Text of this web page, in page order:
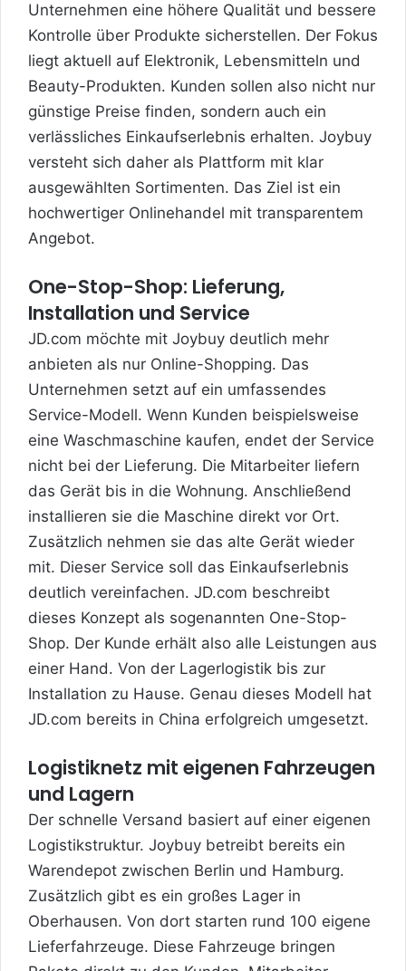
Unternehmen eine höhere Qualität und bessere
Kontrolle über Produkte sicherstellen. Der Fokus
liegt aktuell auf Elektronik, Lebensmitteln und
Beauty-Produkten. Kunden sollen also nicht nur
günstige Preise finden, sondern auch ein
verlässliches Einkaufserlebnis erhalten. Joybuy
versteht sich daher als Plattform mit klar
ausgewählten Sortimenten. Das Ziel ist ein
hochwertiger Onlinehandel mit transparentem
Angebot.
One-Stop-Shop: Lieferung,
Installation und Service
JD.com möchte mit Joybuy deutlich mehr
anbieten als nur Online-Shopping. Das
Unternehmen setzt auf ein umfassendes
Service-Modell. Wenn Kunden beispielsweise
eine Waschmaschine kaufen, endet der Service
nicht bei der Lieferung. Die Mitarbeiter liefern
das Gerät bis in die Wohnung. Anschließend
installieren sie die Maschine direkt vor Ort.
Zusätzlich nehmen sie das alte Gerät wieder
mit. Dieser Service soll das Einkaufserlebnis
deutlich vereinfachen. JD.com beschreibt
dieses Konzept als sogenannten One-Stop-
Shop. Der Kunde erhält also alle Leistungen aus
einer Hand. Von der Lagerlogistik bis zur
Installation zu Hause. Genau dieses Modell hat
JD.com bereits in China erfolgreich umgesetzt.
Logistiknetz mit eigenen Fahrzeugen
und Lagern
Der schnelle Versand basiert auf einer eigenen
Logistikstruktur. Joybuy betreibt bereits ein
Warendepot zwischen Berlin und Hamburg.
Zusätzlich gibt es ein großes Lager in
Oberhausen. Von dort starten rund 100 eigene
Lieferfahrzeuge. Diese Fahrzeuge bringen